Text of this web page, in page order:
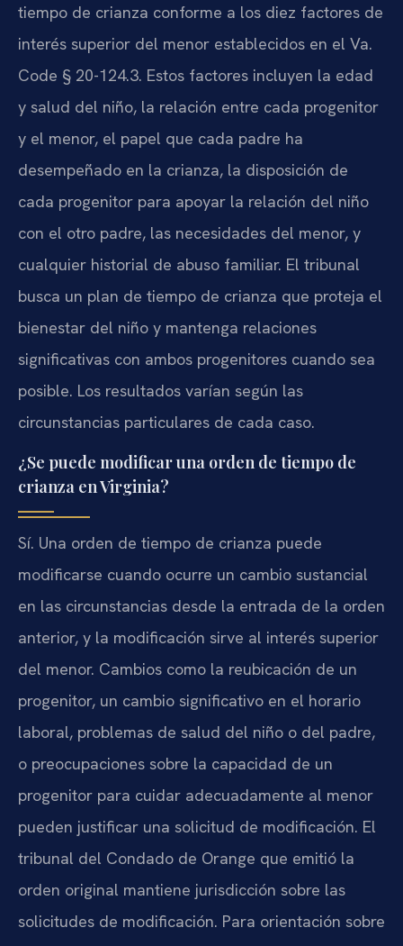
tiempo de crianza conforme a los diez factores de
interés superior del menor establecidos en el Va.
Code § 20-124.3. Estos factores incluyen la edad
y salud del niño, la relación entre cada progenitor
y el menor, el papel que cada padre ha
desempeñado en la crianza, la disposición de
cada progenitor para apoyar la relación del niño
con el otro padre, las necesidades del menor, y
cualquier historial de abuso familiar. El tribunal
busca un plan de tiempo de crianza que proteja el
bienestar del niño y mantenga relaciones
significativas con ambos progenitores cuando sea
posible. Los resultados varían según las
circunstancias particulares de cada caso.
¿Se puede modificar una orden de tiempo de
crianza en Virginia?
Sí. Una orden de tiempo de crianza puede
modificarse cuando ocurre un cambio sustancial
en las circunstancias desde la entrada de la orden
anterior, y la modificación sirve al interés superior
del menor. Cambios como la reubicación de un
progenitor, un cambio significativo en el horario
laboral, problemas de salud del niño o del padre,
o preocupaciones sobre la capacidad de un
progenitor para cuidar adecuadamente al menor
pueden justificar una solicitud de modificación. El
tribunal del Condado de Orange que emitió la
orden original mantiene jurisdicción sobre las
solicitudes de modificación. Para orientación sobre